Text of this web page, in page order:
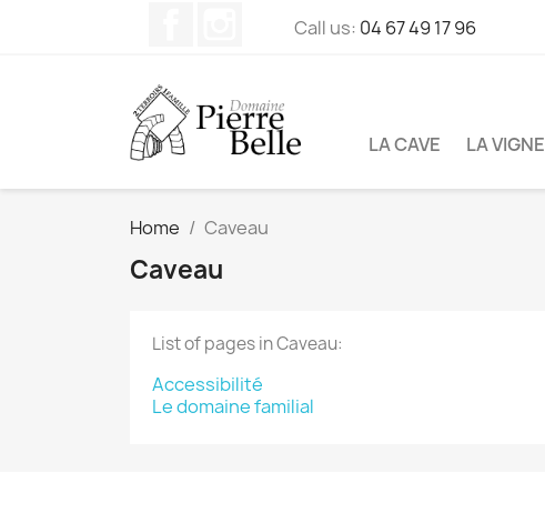
Call us: 04 67 49 17 96
LA CAVE LA VIGNE
Home Caveau
Caveau
List of pages in Caveau:
Accessibilité
Le domaine familial